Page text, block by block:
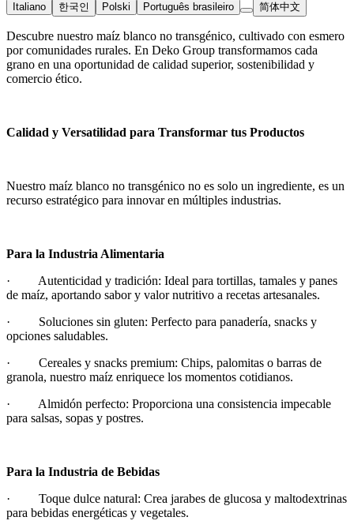
Italiano
한국인 Polski Português brasileiro 简体中文
Descubre nuestro maíz blanco no transgénico, cultivado con esmero
por comunidades rurales. En Deko Group transformamos cada
grano en una oportunidad de calidad superior, sostenibilidad y
comercio ético.
Calidad y Versatilidad para Transformar tus Productos
Nuestro maíz blanco no transgénico no es solo un ingrediente, es un
recurso estratégico para innovar en múltiples industrias.
Para la Industria Alimentaria
· Autenticidad y tradición: Ideal para tortillas, tamales y panes
de maíz, aportando sabor y valor nutritivo a recetas artesanales.
· Soluciones sin gluten: Perfecto para panadería, snacks y
opciones saludables.
· Cereales y snacks premium: Chips, palomitas o barras de
granola, nuestro maíz enriquece los momentos cotidianos.
· Almidón perfecto: Proporciona una consistencia impecable
para salsas, sopas y postres.
Para la Industria de Bebidas
· Toque dulce natural: Crea jarabes de glucosa y maltodextrinas
para bebidas energéticas y vegetales.